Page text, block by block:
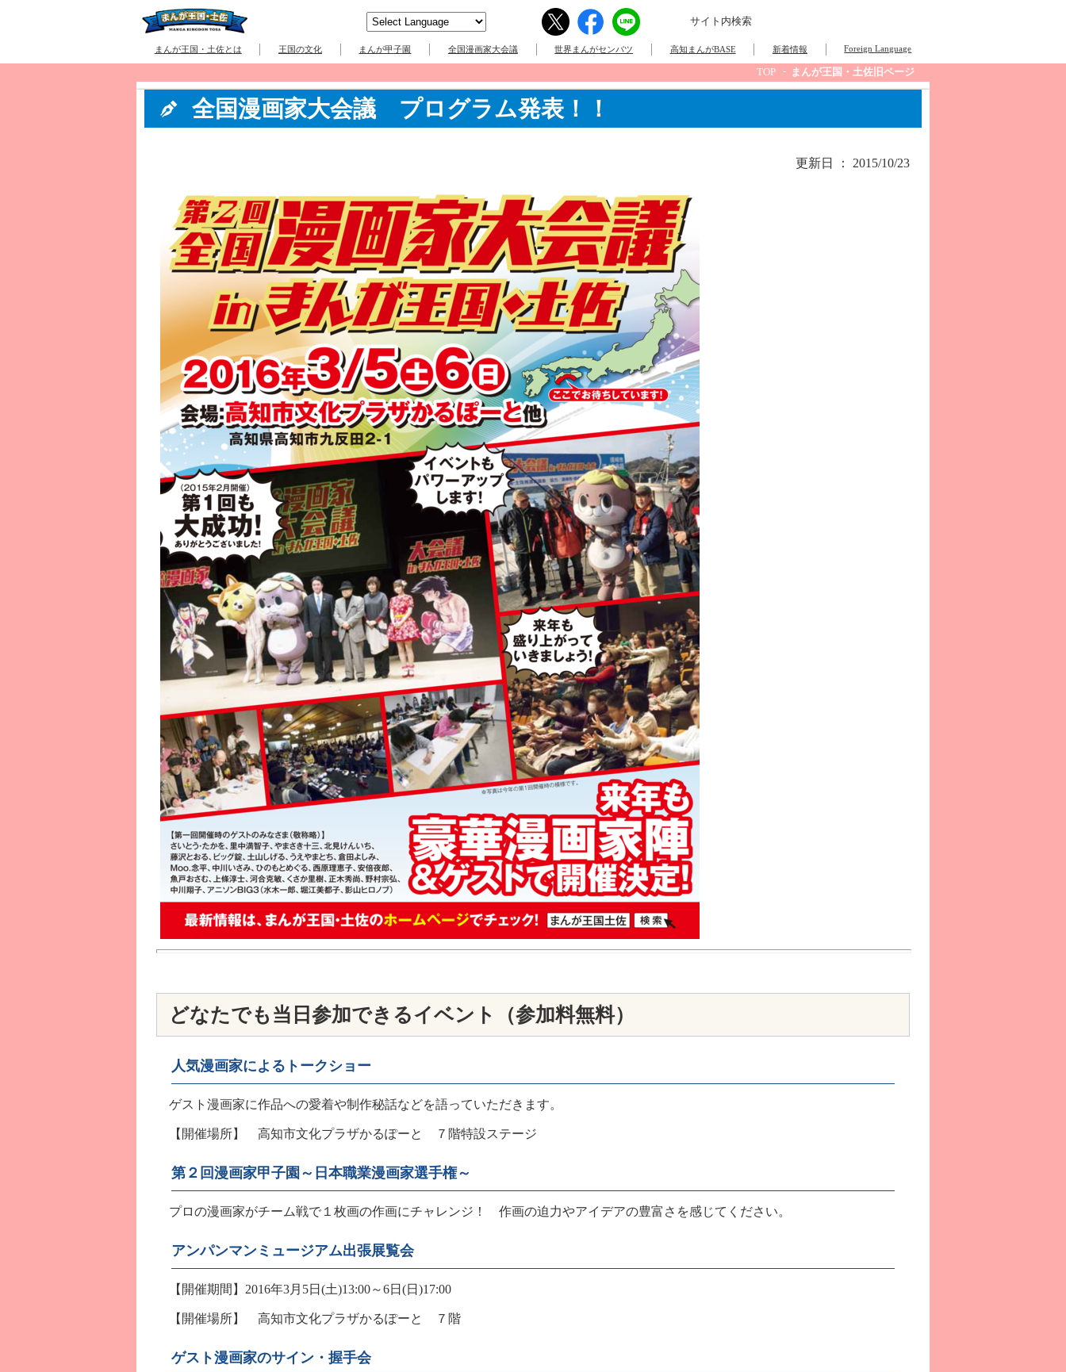
サイト内検索
まんが王国・土佐とは 王国の文化 まんが甲子園 全国漫画家大会議 世界まんがセンバツ 高知まんがBASE 新着情報 Foreign Language
TOP まんが王国・土佐旧ページ
全国漫画家大会議 プログラム発表！！
更新日 ： 2015/10/23
どなたでも当日参加できるイベント（参加料無料）
人気漫画家によるトークショー
ゲスト漫画家に作品への愛着や制作秘話などを語っていただきます。
【開催場所】 高知市文化プラザかるぽーと ７階特設ステージ
第２回漫画家甲子園～日本職業漫画家選手権～
プロの漫画家がチーム戦で１枚画の作画にチャレンジ！ 作画の迫力やアイデアの豊富さを感じてください。
アンパンマンミュージアム出張展覧会
【開催期間】2016年3月5日(土)13:00～6日(日)17:00
【開催場所】 高知市文化プラザかるぽーと ７階
ゲスト漫画家のサイン・握手会